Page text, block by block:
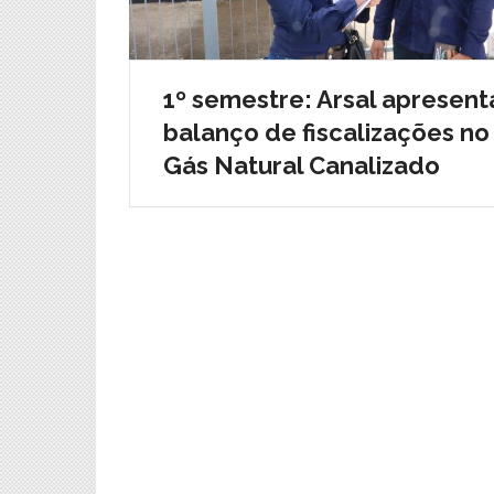
1º semestre: Arsal
balanço de fiscalizações no
Gás Natural Canalizado